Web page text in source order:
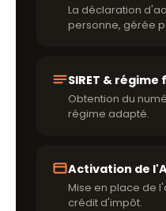
La déclaration
personne, gérée
SIRET & régime
Obtention du
régime adapté.
Activation de
Mise en place de
crédit d'impôt.